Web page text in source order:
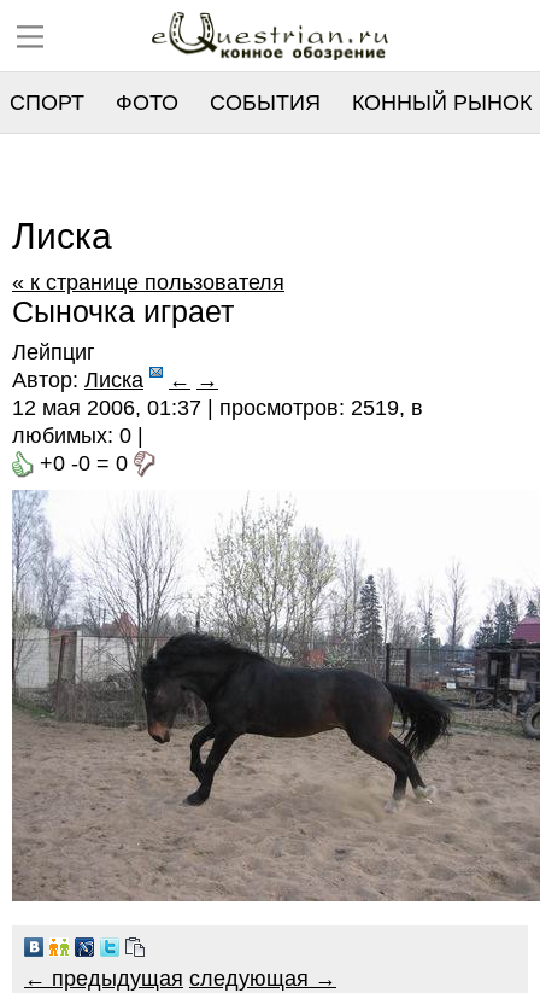
СПОРТ ФОТО СОБЫТИЯ КОННЫЙ РЫНОК
Лиска
« к странице пользователя
Сыночка играет
Лейпциг
Автор: Лиска ← →
12 мая 2006, 01:37 | просмотров: 2519, в
любимых: 0
+0 -0 = 0
← предыдущая следующая →